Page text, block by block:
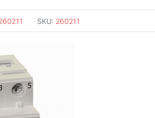
SKU: 260211